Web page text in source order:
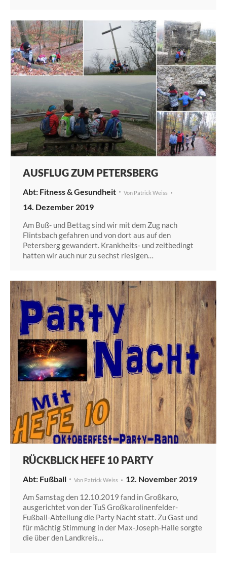
AUSFLUG ZUM PETERSBERG
Fitness & Gesundheit Von Patrick Weiss
14. Dezember 2019
Am Buß- und Bettag sind wir mit dem Zug nach
Flintsbach gefahren und von dort aus auf den
Petersberg gewandert. Krankheits- und zeitbedingt
hatten wir auch nur zu sechst riesigen…
RÜCKBLICK HEFE 10 PARTY
Fußball Von Patrick Weiss 12. November 2019
Am Samstag den 12.10.2019 fand in Großkaro,
ausgerichtet von der TuS Großkarolinenfelder-
Fußball-Abteilung die Party Nacht statt. Zu Gast und
für mächtig Stimmung in der Max-Joseph-Halle sorgte
die über den Landkreis…